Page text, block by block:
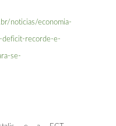
noticias/economia-
deficit-recorde-e-
se-